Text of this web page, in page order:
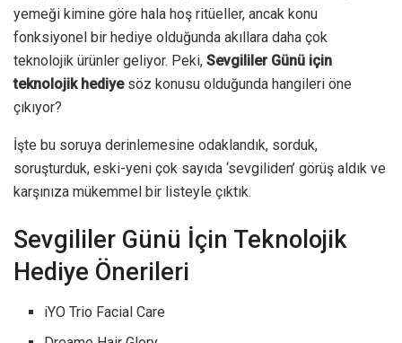
yemeği kimine göre hala hoş ritüeller, ancak konu
fonksiyonel bir hediye olduğunda akıllara daha çok
teknolojik ürünler geliyor. Peki, Sevgililer Günü için
teknolojik hediye söz konusu olduğunda hangileri öne
çıkıyor?
İşte bu soruya derinlemesine odaklandık, sorduk,
soruşturduk, eski-yeni çok sayıda ‘sevgiliden’ görüş aldık ve
karşınıza mükemmel bir listeyle çıktık.
Sevgililer Günü İçin Teknolojik
Hediye Önerileri
iYO Trio Facial Care